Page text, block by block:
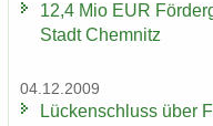
12,4 Mio EUR
Stadt Chem­nitz
04.12.2009
Lü­cken­schluss über